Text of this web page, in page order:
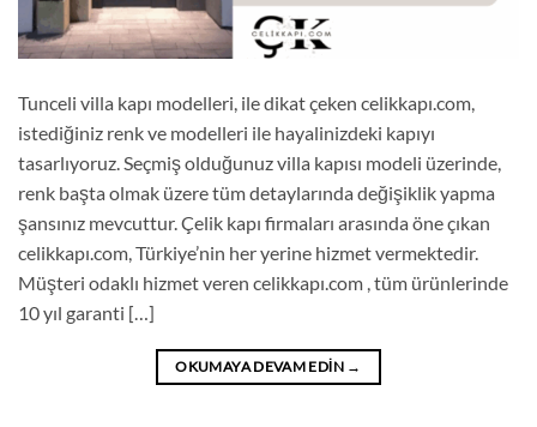
Tunceli villa kapı modelleri, ile dikat çeken celikkapı.com,
istediğiniz renk ve modelleri ile hayalinizdeki kapıyı
tasarlıyoruz. Seçmiş olduğunuz villa kapısı modeli üzerinde,
renk başta olmak üzere tüm detaylarında değişiklik yapma
şansınız mevcuttur. Çelik kapı firmaları arasında öne çıkan
celikkapı.com, Türkiye’nin her yerine hizmet vermektedir.
Müşteri odaklı hizmet veren celikkapı.com , tüm ürünlerinde
10 yıl garanti […]
OKUMAYA DEVAM EDIN →